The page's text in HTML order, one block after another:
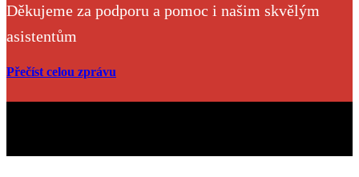
Děkujeme za podporu a pomoc i našim skvělým
asistentům
Přečíst celou zprávu